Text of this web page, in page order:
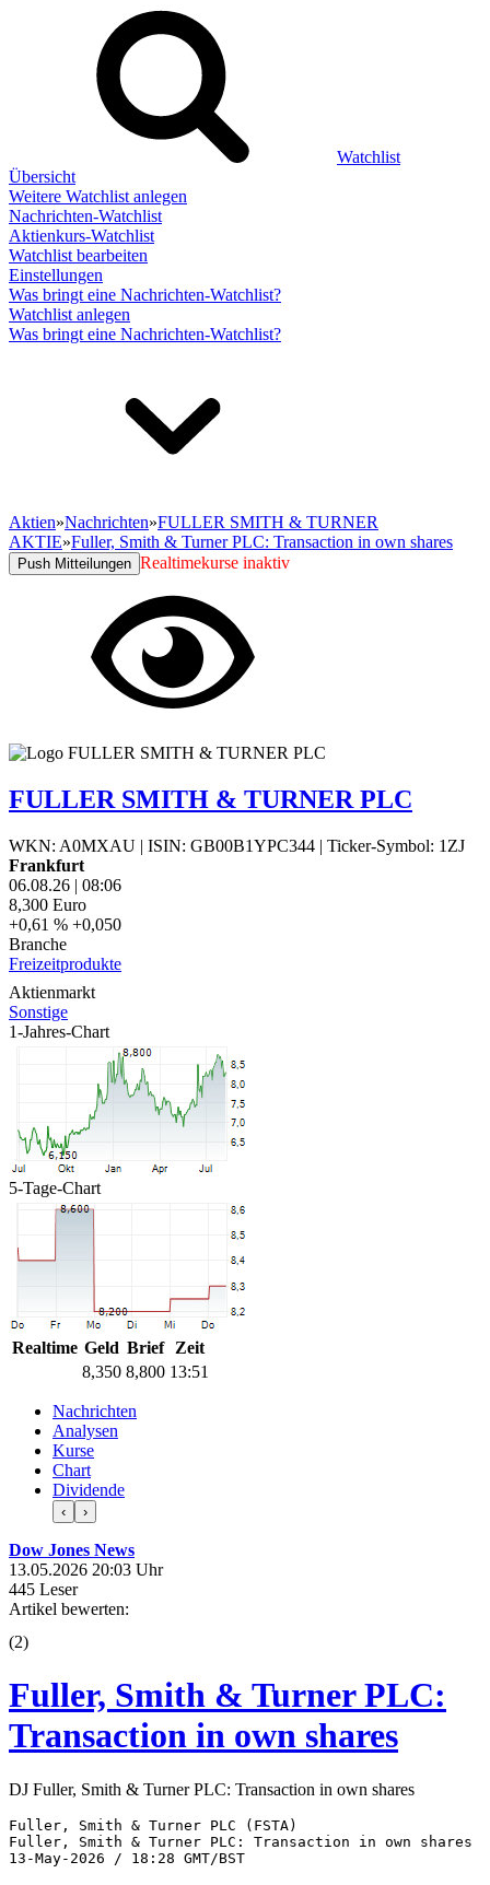
Watchlist
Übersicht
Weitere Watchlist anlegen
Nachrichten-Watchlist
Aktienkurs-Watchlist
Watchlist bearbeiten
Einstellungen
Was bringt eine Nachrichten-Watchlist?
Watchlist anlegen
Was bringt eine Nachrichten-Watchlist?
Aktien»Nachrichten»FULLER SMITH & TURNER
AKTIE»Fuller, Smith & Turner PLC: Transaction in own shares
Push Mitteilungen Realtimekurse inaktiv
FULLER SMITH & TURNER PLC
WKN: A0MXAU | ISIN: GB00B1YPC344 | Ticker-Symbol: 1ZJ
Frankfurt
06.08.26 | 08:06
8,300 Euro
+0,61 % +0,050
Branche
Freizeitprodukte
Aktienmarkt
Sonstige
1-Jahres-Chart
5-Tage-Chart
Realtime Geld Brief
Zeit
8,350 8,800 13:51
Nachrichten
Analysen
Kurse
Chart
Dividende
‹ ›
Dow Jones News
13.05.2026 20:03 Uhr
445 Leser
Artikel bewerten:
(2)
Fuller, Smith & Turner PLC:
Transaction in own shares
DJ Fuller, Smith & Turner PLC: Transaction in own shares
Fuller, Smith & Turner PLC (FSTA)
Fuller, Smith & Turner PLC: Transaction in own shares
13-May-2026 / 18:28 GMT/BST